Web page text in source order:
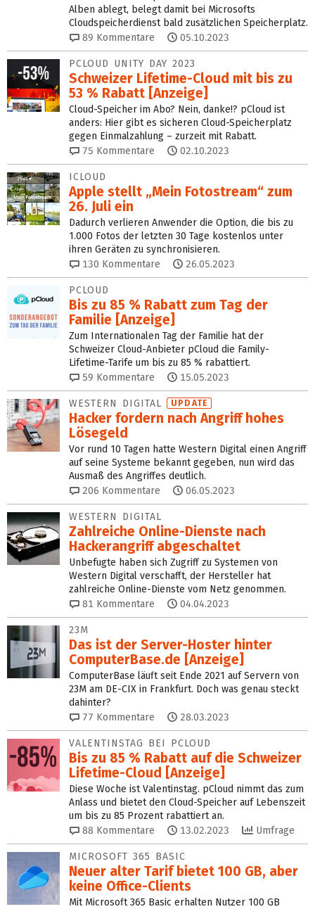
Alben ablegt, belegt damit bei Microsofts
Cloudspeicherdienst bald zusätzlichen Speicherplatz.
89 Kommentare 05.10.2023
PCLOUD UNITY DAY 2023
Schweizer Lifetime-Cloud mit bis zu
53 % Rabatt [Anzeige]
Cloud-Speicher im Abo? Nein, danke!? pCloud ist
anders: Hier gibt es sicheren Cloud-Speicherplatz
gegen Einmalzahlung – zurzeit mit Rabatt.
75 Kommentare 02.10.2023
ICLOUD
Apple stellt „Mein Fotostream“ zum
26. Juli ein
Dadurch verlieren Anwender die Option, die bis zu
1.000 Fotos der letzten 30 Tage kostenlos unter
ihren Geräten zu synchronisieren.
130 Kommentare 26.05.2023
PCLOUD
Bis zu 85 % Rabatt zum Tag der
Familie [Anzeige]
Zum Internationalen Tag der Familie hat der
Schweizer Cloud-Anbieter pCloud die Family-
Lifetime-Tarife um bis zu 85 % rabattiert.
59 Kommentare 15.05.2023
WESTERN DIGITAL UPDATE
Hacker fordern nach Angriff hohes
Lösegeld
Vor rund 10 Tagen hatte Western Digital einen Angriff
auf seine Systeme bekannt gegeben, nun wird das
Ausmaß des Angriffes deutlich.
206 Kommentare 06.05.2023
WESTERN DIGITAL
Zahlreiche Online-Dienste nach
Hackerangriff abgeschaltet
Unbefugte haben sich Zugriff zu Systemen von
Western Digital verschafft, der Hersteller hat
zahlreiche Online-Dienste vom Netz genommen.
81 Kommentare 04.04.2023
23M
Das ist der Server-Hoster hinter
ComputerBase.de [Anzeige]
ComputerBase läuft seit Ende 2021 auf Servern von
23M am DE-CIX in Frankfurt. Doch was genau steckt
dahinter?
77 Kommentare 28.03.2023
VALENTINSTAG BEI PCLOUD
Bis zu 85 % Rabatt auf die Schweizer
Lifetime-Cloud [Anzeige]
Diese Woche ist Valentinstag. pCloud nimmt das zum
Anlass und bietet den Cloud-Speicher auf Lebenszeit
um bis zu 85 Prozent rabattiert an.
88 Kommentare 13.02.2023 Umfrage
MICROSOFT 365 BASIC
Neuer alter Tarif bietet 100 GB, aber
keine Office-Clients
Mit Microsoft 365 Basic erhalten Nutzer 100 GB